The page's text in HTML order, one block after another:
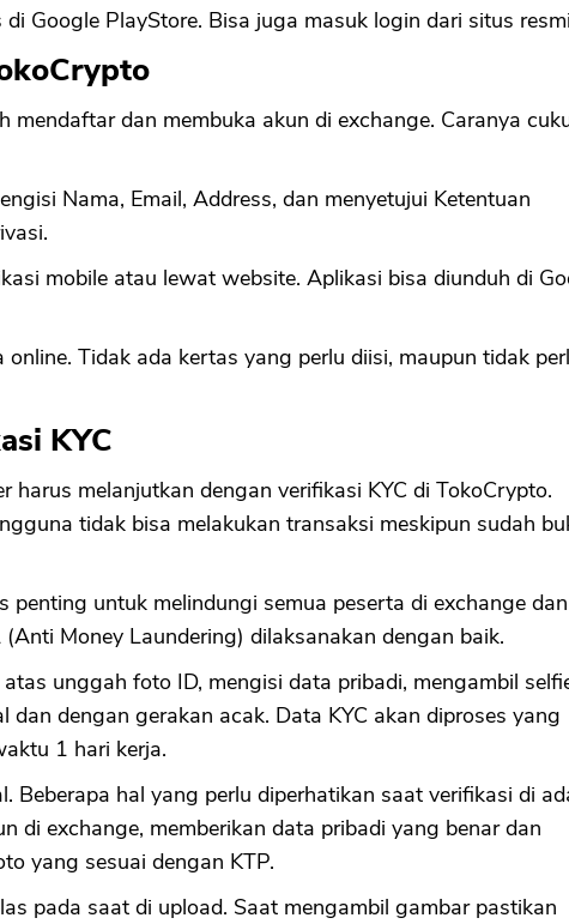
Google PlayStore. Bisa juga masuk login dari situs
mendaftar dan membuka akun di exchange. Caranya
Nama, Email, Address, dan menyetujui Ketentuan
mobile atau lewat website. Aplikasi bisa diunduh di
online. Tidak ada kertas yang perlu diisi, maupun tidak
KYC
harus melanjutkan dengan verifikasi KYC di TokoCrypto.
tidak bisa melakukan transaksi meskipun sudah
penting untuk melindungi semua peserta di exchange dan
Money Laundering) dilaksanakan dengan baik.
unggah foto ID, mengisi data pribadi, mengambil
dan dengan gerakan acak. Data KYC akan diproses yang
1 hari kerja.
Beberapa hal yang perlu diperhatikan saat verifikasi di
di exchange, memberikan data pribadi yang benar dan
yang sesuai dengan KTP.
pada saat di upload. Saat mengambil gambar pastikan